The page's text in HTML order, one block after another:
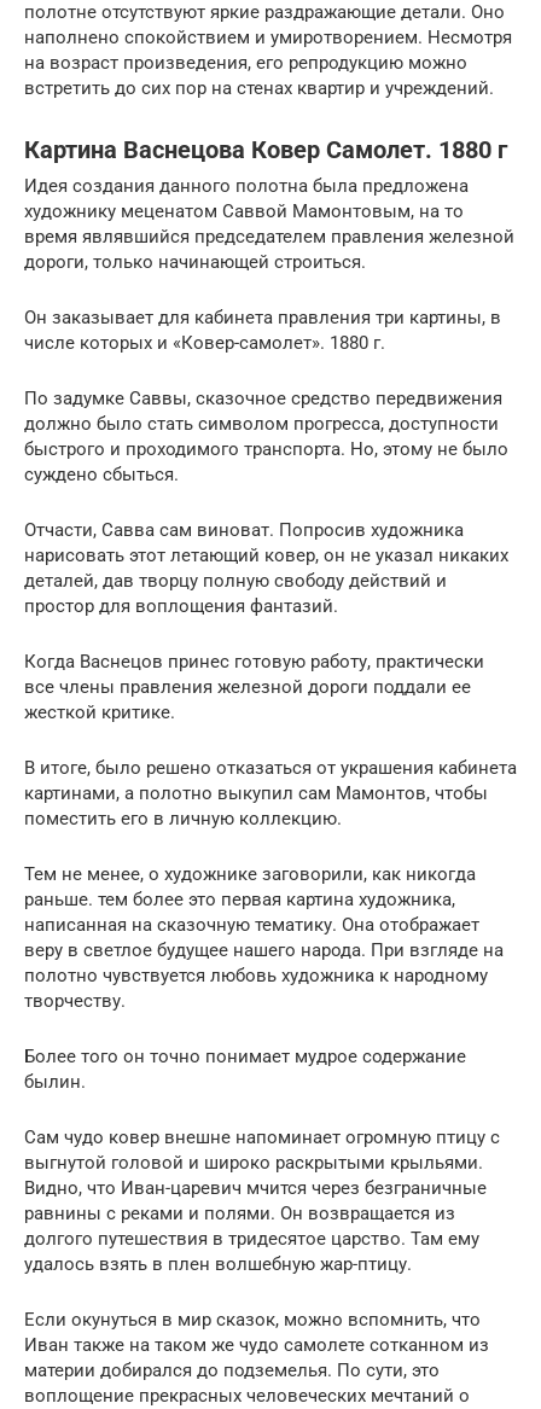
полотне отсутствуют яркие раздражающие детали. Оно
наполнено спокойствием и умиротворением. Несмотря
на возраст произведения, его репродукцию можно
встретить до сих пор на стенах квартир и учреждений.
Картина Васнецова Ковер Самолет. 1880 г
Идея создания данного полотна была предложена
художнику меценатом Саввой Мамонтовым, на то
время являвшийся председателем правления железной
дороги, только начинающей строиться.
Он заказывает для кабинета правления три картины, в
числе которых и «Ковер-самолет». 1880 г.
По задумке Саввы, сказочное средство передвижения
должно было стать символом прогресса, доступности
быстрого и проходимого транспорта. Но, этому не было
суждено сбыться.
Отчасти, Савва сам виноват. Попросив художника
нарисовать этот летающий ковер, он не указал никаких
деталей, дав творцу полную свободу действий и
простор для воплощения фантазий.
Когда Васнецов принес готовую работу, практически
все члены правления железной дороги поддали ее
жесткой критике.
В итоге, было решено отказаться от украшения кабинета
картинами, а полотно выкупил сам Мамонтов, чтобы
поместить его в личную коллекцию.
Тем не менее, о художнике заговорили, как никогда
раньше. тем более это первая картина художника,
написанная на сказочную тематику. Она отображает
веру в светлое будущее нашего народа. При взгляде на
полотно чувствуется любовь художника к народному
творчеству.
Более того он точно понимает мудрое содержание
былин.
Сам чудо ковер внешне напоминает огромную птицу с
выгнутой головой и широко раскрытыми крыльями.
Видно, что Иван-царевич мчится через безграничные
равнины с реками и полями. Он возвращается из
долгого путешествия в тридесятое царство. Там ему
удалось взять в плен волшебную жар-птицу.
Если окунуться в мир сказок, можно вспомнить, что
Иван также на таком же чудо самолете сотканном из
материи добирался до подземелья. По сути, это
воплощение прекрасных человеческих мечтаний о